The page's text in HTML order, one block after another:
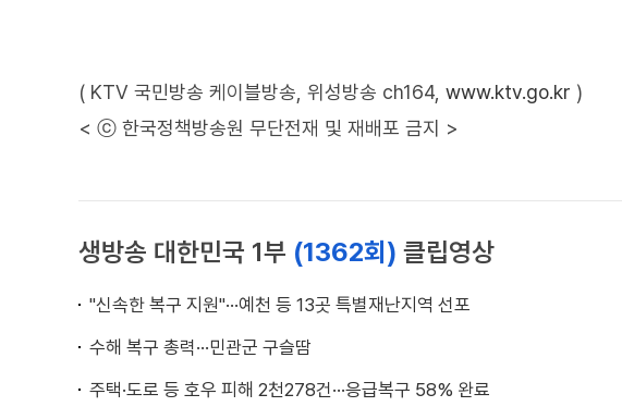
( KTV 국민방송 케이블방송, 위성방송 ch164, www.ktv.go.kr )
< ⓒ 한국정책방송원 무단전재 및 재배포 금지 >
생방송 대한민국 1부 (1362회) 클립영상
"신속한 복구 지원"···예천 등 13곳 특별재난지역 선포
수해 복구 총력···민관군 구슬땀
주택·도로 등 호우 피해 2천278건···응급복구 58% 완료